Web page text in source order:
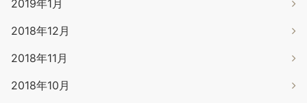
2019年1月
2018年12月
2018年11月
2018年10月